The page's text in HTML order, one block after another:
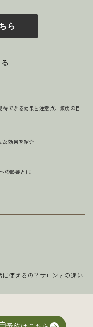
ら
できる効果と注意点、頻度の目
な効果を紹介
の影響とは
に使えるの？サロンとの違い